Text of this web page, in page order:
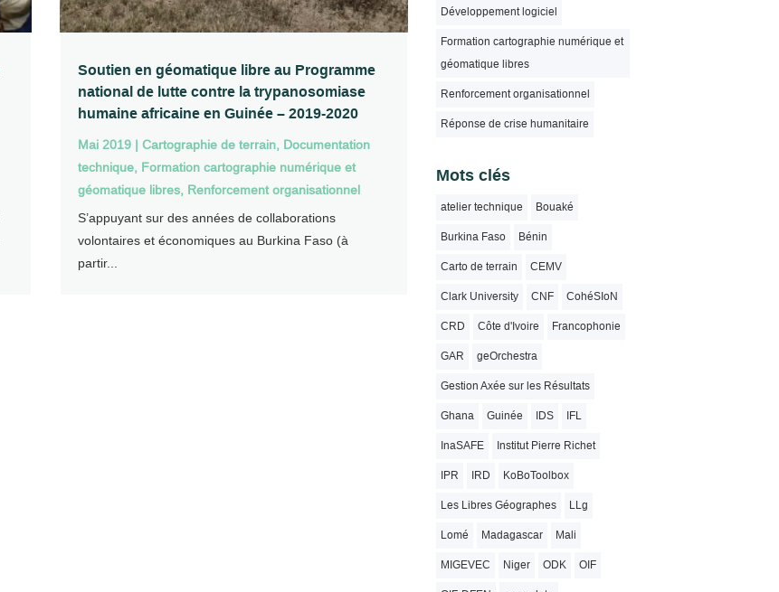
Soutien en géomatique libre au Programme
national de lutte contre la trypanosomiase
humaine africaine en Guinée – 2019-2020
Mai 2019| Cartographie de terrain, Documentation
technique, Formation cartographie numérique et
géomatique libres, Renforcement organisationnel
S’appuyant sur des années de collaborations
volontaires et économiques au Burkina Faso (à
partir...
Développement logiciel
Formation cartographie numérique et
géomatique libres
Renforcement organisationnel
Réponse de crise humanitaire
Mots clés
atelier technique Bouaké
Burkina Faso Bénin
Carto de terrain CEMV
Clark University CNF CohéSIoN
CRD Côte d'Ivoire Francophonie
GAR geOrchestra
Gestion Axée sur les Résultats
Ghana Guinée IDS IFL
InaSAFE Institut Pierre Richet
IPR IRD KoBoToolbox
Les Libres Géographes LLg
Lomé Madagascar Mali
MIGEVEC Niger ODK OIF